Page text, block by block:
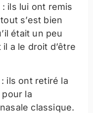
ils lui ont remis
s’est bien
était un peu
a le droit d’être
ils ont retiré la
la
classique.